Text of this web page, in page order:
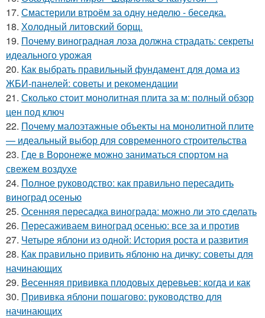
17. Смастерили втроём за одну неделю - беседка.
18. Холодный литовский борщ.
19. Почему виноградная лоза должна страдать: секреты
идеального урожая
20. Как выбрать правильный фундамент для дома из
ЖБИ-панелей: советы и рекомендации
21. Сколько стоит монолитная плита за м: полный обзор
цен под ключ
22. Почему малоэтажные объекты на монолитной плите
— идеальный выбор для современного строительства
23. Где в Воронеже можно заниматься спортом на
свежем воздухе
24. Полное руководство: как правильно пересадить
виноград осенью
25. Осенняя пересадка винограда: можно ли это сделать
26. Пересаживаем виноград осенью: все за и против
27. Четыре яблони из одной: История роста и развития
28. Как правильно привить яблоню на дичку: советы для
начинающих
29. Весенняя прививка плодовых деревьев: когда и как
30. Прививка яблони пошагово: руководство для
начинающих